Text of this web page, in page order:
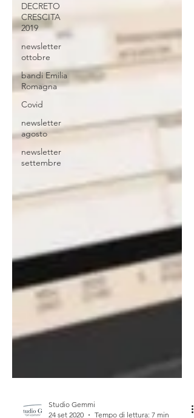
DECRETO
CRESCITA
2019
newsletter
ottobre
bandi Emilia
Romagna
Covid
newsletter
agosto
newsletter
settembre